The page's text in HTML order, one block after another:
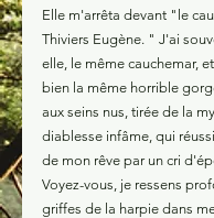
Elle m'arrêta devant "le
Thiviers Eugène. " J'ai
elle, le même cauchemar,
bien la même horrible
aux seins nus, tirée de la
diablesse infâme, qui
de mon rêve par un cri
Voyez-vous, je ressens
griffes de la harpie dans